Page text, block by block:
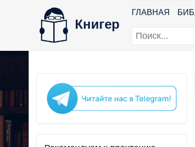
Книгер
ГЛАВНАЯ